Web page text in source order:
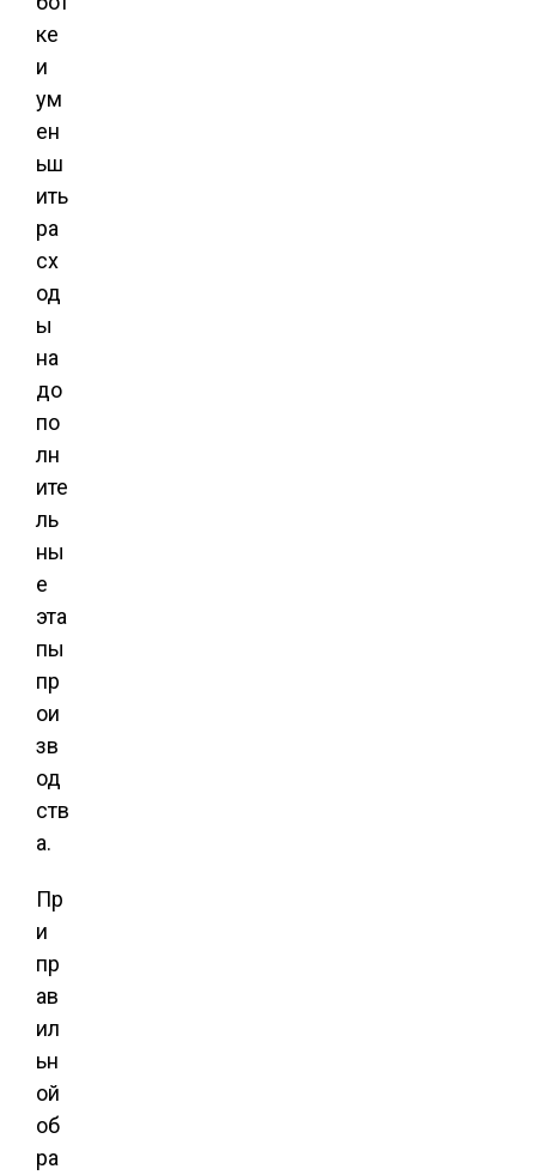
ке
и
ум
ен
ьш
ить
ра
сх
од
ы
на
до
по
лн
ите
ль
ны
е
эта
пы
пр
ои
зв
од
ств
а.
Пр
и
пр
ав
ил
ьн
ой
об
ра